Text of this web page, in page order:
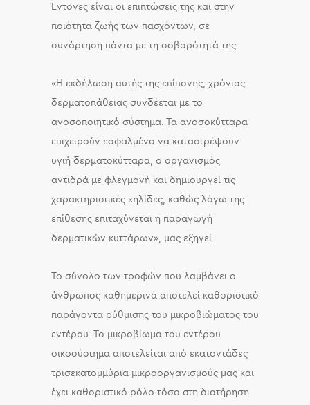
Έντονες είναι οι επιπτώσεις της και στην
ποιότητα ζωής των πασχόντων, σε
συνάρτηση πάντα με τη σοβαρότητά της.
«Η εκδήλωση αυτής της επίπονης, χρόνιας
δερματοπάθειας συνδέεται με το
ανοσοποιητικό σύστημα. Τα ανοσοκύτταρα
επιχειρούν εσφαλμένα να καταστρέψουν
υγιή δερματοκύτταρα, ο οργανισμός
αντιδρά με φλεγμονή και δημιουργεί τις
χαρακτηριστικές κηλίδες, καθώς λόγω της
επίθεσης επιταχύνεται η παραγωγή
δερματικών κυττάρων», μας εξηγεί.
Το σύνολο των τροφών που λαμβάνει ο
άνθρωπος καθημερινά αποτελεί καθοριστικό
παράγοντα ρύθμισης του μικροβιώματος του
εντέρου. Το μικροβίωμα του εντέρου
οικοσύστημα αποτελείται από εκατοντάδες
τρισεκατομμύρια μικροοργανισμούς μας και
έχει καθοριστικό ρόλο τόσο στη διατήρηση